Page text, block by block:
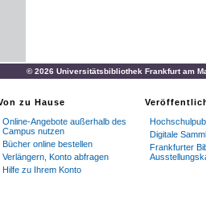
© 2026 Universitätsbibliothek Frankfurt am
zu Hause
Online-Angebote außerhalb des
Campus nutzen
Bücher online bestellen
Verlängern, Konto abfragen
Hilfe zu Ihrem Konto
Digitale
Frankfurter